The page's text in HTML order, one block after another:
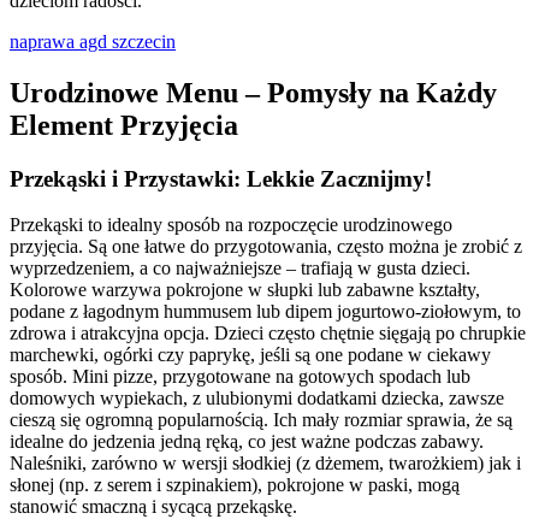
naprawa agd szczecin
Urodzinowe Menu – Pomysły na Każdy
Element Przyjęcia
Przekąski i Przystawki: Lekkie Zacznijmy!
Przekąski to idealny sposób na rozpoczęcie urodzinowego
przyjęcia. Są one łatwe do przygotowania, często można je zrobić z
wyprzedzeniem, a co najważniejsze – trafiają w gusta dzieci.
Kolorowe warzywa pokrojone w słupki lub zabawne kształty,
podane z łagodnym hummusem lub dipem jogurtowo-ziołowym, to
zdrowa i atrakcyjna opcja. Dzieci często chętnie sięgają po chrupkie
marchewki, ogórki czy paprykę, jeśli są one podane w ciekawy
sposób. Mini pizze, przygotowane na gotowych spodach lub
domowych wypiekach, z ulubionymi dodatkami dziecka, zawsze
cieszą się ogromną popularnością. Ich mały rozmiar sprawia, że są
idealne do jedzenia jedną ręką, co jest ważne podczas zabawy.
Naleśniki, zarówno w wersji słodkiej (z dżemem, twarożkiem) jak i
słonej (np. z serem i szpinakiem), pokrojone w paski, mogą
stanowić smaczną i sycącą przekąskę.